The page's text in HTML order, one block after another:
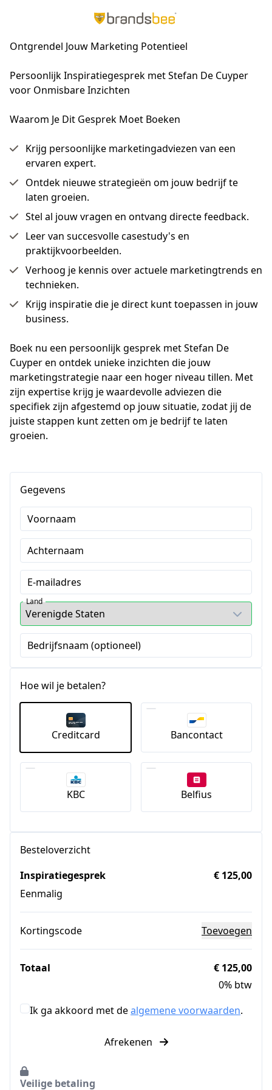
Ontgrendel Jouw Marketing Potentieel
Persoonlijk Inspiratiegesprek met Stefan De Cuyper
voor Onmisbare Inzichten
Waarom Je Dit Gesprek Moet Boeken
Krijg persoonlijke marketingadviezen van een
ervaren expert.
Ontdek nieuwe strategieën om jouw bedrijf te
laten groeien.
Stel al jouw vragen en ontvang directe feedback.
Leer van succesvolle casestudy's en
praktijkvoorbeelden.
Verhoog je kennis over actuele marketingtrends en
technieken.
Krijg inspiratie die je direct kunt toepassen in jouw
business.
Boek nu een persoonlijk gesprek met Stefan De
Cuyper en ontdek unieke inzichten die jouw
marketingstrategie naar een hoger niveau tillen. Met
zijn expertise krijg je waardevolle adviezen die
specifiek zijn afgestemd op jouw situatie, zodat jij de
juiste stappen kunt zetten om je bedrijf te laten
groeien.
Gegevens
Voornaam
Achternaam
E-mailadres
Land
Bedrijfsnaam (optioneel)
Hoe wil je betalen?
Creditcard Bancontact
KBC Belfius
Besteloverzicht
Inspiratiegesprek
Eenmalig
€ 125,00
Kortingscode Toevoegen
Totaal
€ 125,00
0% btw
Ik ga akkoord met dealgemene voorwaarden.
Afrekenen
Veilige betaling